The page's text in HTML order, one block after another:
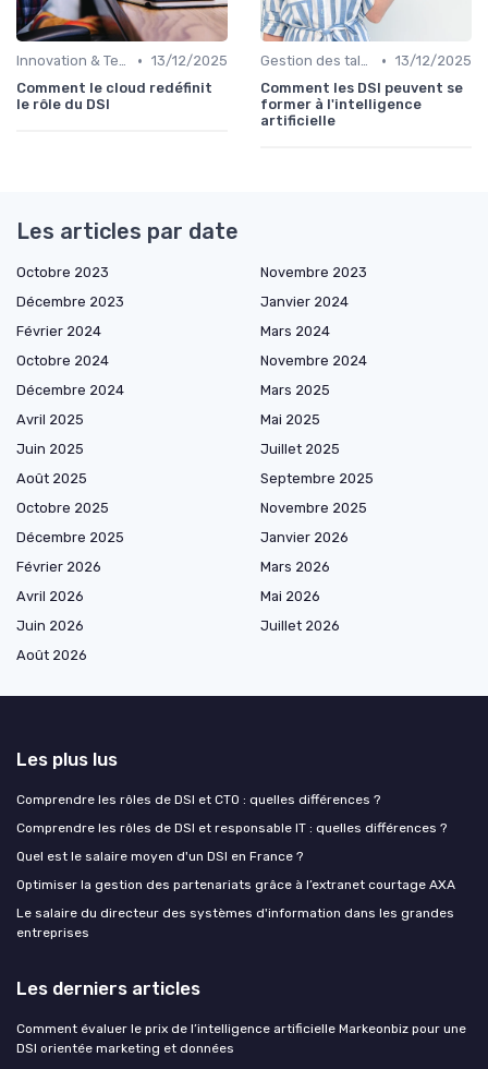
Innovation & Tendances • 13/12/2025
Comment le cloud redéfinit
le rôle du DSI
Gestion des talents IT • 13/12/2025
Comment les DSI peuvent se
former à l'intelligence
artificielle
Les articles par date
Octobre 2023
Novembre 2023
Décembre 2023
Janvier 2024
Février 2024
Mars 2024
Octobre 2024
Novembre 2024
Décembre 2024
Mars 2025
Avril 2025
Mai 2025
Juin 2025
Juillet 2025
Août 2025
Septembre 2025
Octobre 2025
Novembre 2025
Décembre 2025
Janvier 2026
Février 2026
Mars 2026
Avril 2026
Mai 2026
Juin 2026
Juillet 2026
Août 2026
Les plus lus
Comprendre les rôles de DSI et CTO : quelles différences ?
Comprendre les rôles de DSI et responsable IT : quelles différences ?
Quel est le salaire moyen d'un DSI en France ?
Optimiser la gestion des partenariats grâce à l’extranet courtage AXA
Le salaire du directeur des systèmes d'information dans les grandes
entreprises
Les derniers articles
Comment évaluer le prix de l’intelligence artificielle Markeonbiz pour une
DSI orientée marketing et données